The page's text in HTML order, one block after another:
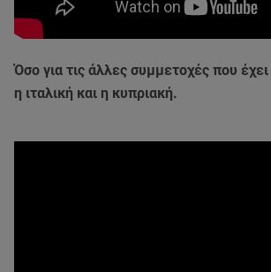
Όσο για τις άλλες συμμετοχές που έχει
η ιταλική και η κυπριακή.